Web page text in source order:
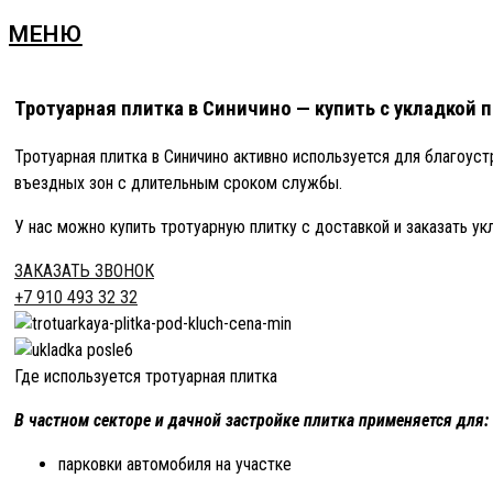
МЕНЮ
Тротуарная плитка в Синичино — купить с укладкой
Тротуарная плитка в Синичино активно используется для
въездных зон с длительным сроком службы.
У нас можно купить тротуарную плитку с доставкой и заказать
ЗАКАЗАТЬ ЗВОНОК
+7 910 493 32 32
Где используется тротуарная плитка
В частном секторе и дачной застройке плитка применяется для:
парковки автомобиля на участке